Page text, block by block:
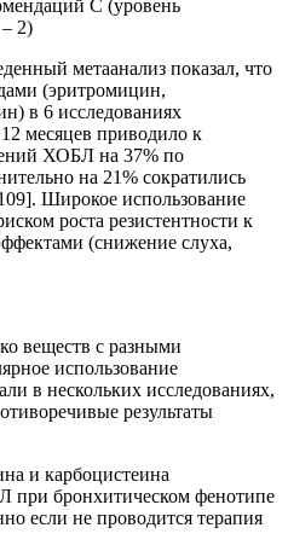
C (уровень
– 2)
метаанализ показал, что
(эритромицин,
в 6 исследованиях
месяцев приводило к
ХОБЛ на 37% по
на 21% сократились
Широкое использование
роста резистентности к
(снижение слуха,
веществ с разными
использование
в нескольких исследованиях,
результаты
и карбоцистеина
при бронхитическом фенотипе
если не проводится терапия